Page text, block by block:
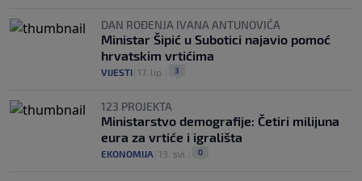
DAN ROĐENJA IVANA ANTUNOVIĆA
Ministar Šipić u Subotici najavio pomoć
hrvatskim vrtićima
VIJESTI 17. lip. 3
123 PROJEKTA
Ministarstvo demografije: Četiri milijuna
eura za vrtiće i igrališta
EKONOMIJA 13. svi. 0